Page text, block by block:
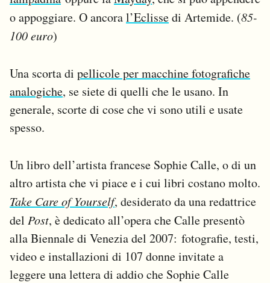
o appoggiare. O ancoral’Eclissedi Artemide. (85-
100 euro)
Una scorta di pellicole per macchine fotografiche
analogiche, se siete di quelli che le usano. In
generale, scorte di cose che vi sono utili e usate
spesso.
Un libro dell’artista francese Sophie Calle, o di un
altro artista che vi piace e i cui libri costano molto.
Take Care of Yourself, desiderato da una redattrice
del Post, è dedicato all’opera che Calle presentò
alla Biennale di Venezia del 2007: fotografie, testi,
video e installazioni di 107 donne invitate a
leggere una lettera di addio che Sophie Calle